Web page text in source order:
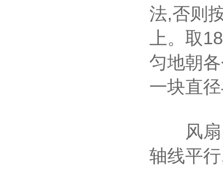
法,否则
上。取
匀地朝
一块直
风扇：
轴线平